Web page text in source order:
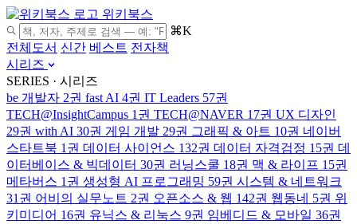
위키북스
⌘K
전체도서 신간 베스트 전자책
시리즈
SERIES · 시리즈
be 개발자 2권 fast AI 4권 IT Leaders 57권
TECH@InsightCampus 1권 TECH@NAVER 17권 UX 디자인
29권 with AI 30권 게임 개발 29권 그래픽 & 아트 10권 네이버
스타트북 1권 데이터 사이언스 132권 데이터 자격검정 15권 데
이터베이스 & 빅데이터 30권 러닝스쿨 18권 맥 & 라이프 15권
메타버스 1권 생성형 AI 프로그래밍 59권 시스템 & 네트워크
31권 어비의 실무노트 2권 오픈소스 & 웹 142권 웹동네 5권 위
키미디어 16권 유닉스 & 리눅스 9권 임베디드 & 모바일 36권